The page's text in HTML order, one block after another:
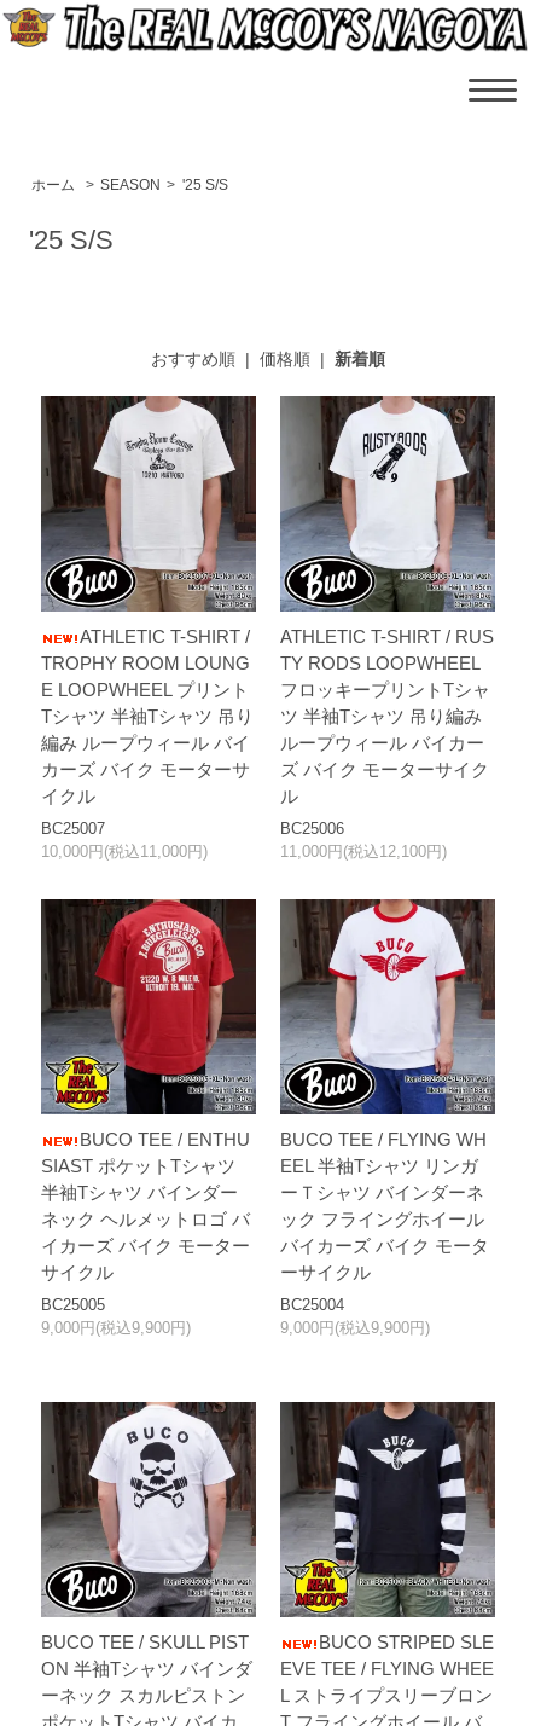
ホーム > SEASON > '25 S/S
'25 S/S
おすすめ順| 価格順| 新着順
ATHLETIC T-SHIRT /
TROPHY ROOM LOUNG
E LOOPWHEEL プリント
Tシャツ 半袖Tシャツ 吊り
編み ループウィール バイ
カーズ バイク モーターサ
イクル
BC25007
10,000円(税込11,000円)
ATHLETIC T-SHIRT / RUS
TY RODS LOOPWHEEL
フロッキープリントTシャ
ツ 半袖Tシャツ 吊り編み
ループウィール バイカー
ズ バイク モーターサイク
ル
BC25006
11,000円(税込12,100円)
BUCO TEE / ENTHU
SIAST ポケットTシャツ
半袖Tシャツ バインダー
ネック ヘルメットロゴ バ
イカーズ バイク モーター
サイクル
BC25005
9,000円(税込9,900円)
BUCO TEE / FLYING WH
EEL 半袖Tシャツ リンガ
ーＴシャツ バインダーネ
ック フライングホイール
バイカーズ バイク モータ
ーサイクル
BC25004
9,000円(税込9,900円)
BUCO TEE / SKULL PIST
ON 半袖Tシャツ バインダ
ーネック スカルピストン
BUCO STRIPED SLE
EVE TEE / FLYING WHEE
L ストライプスリーブロン